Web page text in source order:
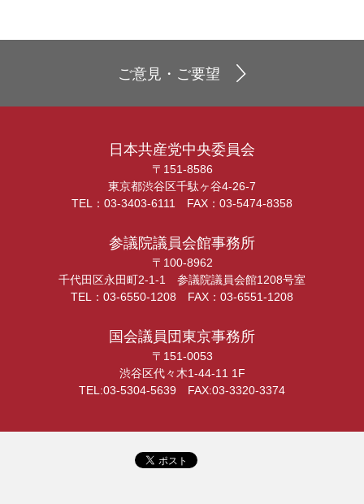
ご意見・ご要望
日本共産党中央委員会
〒151-8586
東京都渋谷区千駄ヶ谷4-26-7
TEL：03-3403-6111 FAX：03-5474-8358
参議院議員会館事務所
〒100-8962
千代田区永田町2-1-1 参議院議員会館1208号室
TEL：03-6550-1208 FAX：03-6551-1208
国会議員団東京事務所
〒151-0053
渋谷区代々木1-44-11 1F
TEL:03-5304-5639 FAX:03-3320-3374